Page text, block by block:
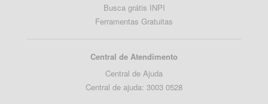
Busca grátis INPI
Ferramentas Gratuitas
Central de Atendimento
Central de Ajuda
Central de ajuda: 3003 0528